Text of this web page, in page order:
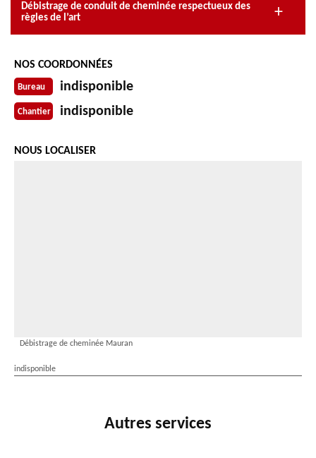
Débistrage de conduit de cheminée respectueux des
règles de l’art
NOS COORDONNÉES
Bureau indisponible
Chantier indisponible
NOUS LOCALISER
Débistrage de cheminée Mauran
indisponible
Autres services